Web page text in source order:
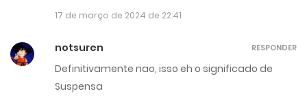
17 de março de 2024 de 22:41
notsuren
Definitivamente nao, isso eh o significado de
Suspensa
RESPONDER